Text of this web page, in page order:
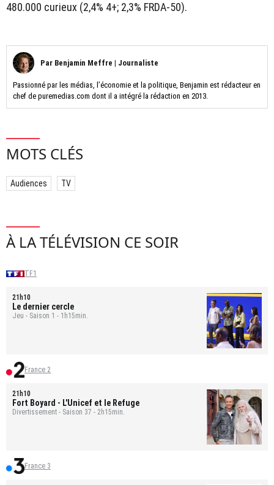
480.000 curieux (2,4% 4+; 2,3% FRDA-50).
Par Benjamin Meffre | Journaliste
Passionné par les médias, l’économie et la politique, Benjamin est rédacteur en
chef de puremedias.com dont il a intégré la rédaction en 2013.
MOTS CLÉS
Audiences TV
À LA TÉLÉVISION CE SOIR
TF1
21h10
Le dernier cercle
Jeu - Saison 1 - 1h15min.
France 2
21h10
Fort Boyard - L'Unicef et le Refuge
Divertissement - Saison 37 - 2h15min.
France 3